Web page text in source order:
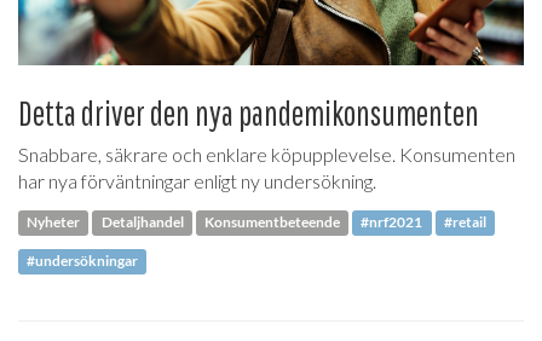
Detta driver den nya pandemikonsumenten
Snabbare, säkrare och enklare köpupplevelse. Konsumenten
har nya förväntningar enligt ny undersökning.
Nyheter Detaljhandel Konsumentbeteende #nrf2021 #retail
#undersökningar